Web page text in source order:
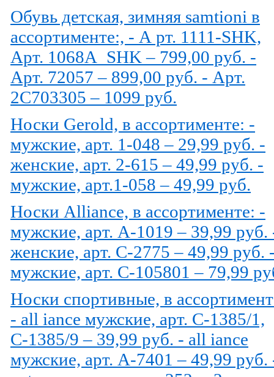
Обувь детская, зимняя samtioni в
ассортименте:, - А рт. 1111-SHK,
Арт. 1068A_SHK – 799,00 руб. -
Арт. 72057 – 899,00 руб. - Арт.
2C703305 – 1099 руб.
Носки Gerold, в ассортименте: -
мужские, арт. 1-048 – 29,99 руб. -
женские, арт. 2-615 – 49,99 руб. -
мужские, арт.1-058 – 49,99 руб.
Носки Alliance, в ассортименте: -
мужские, арт. A-1019 – 39,99 руб.
женские, арт. С-2775 – 49,99 руб.
мужские, арт. С-105801 – 79,99
Носки спортивные, в
- all iance мужские, арт. С-1385/1,
С-1385/9 – 39,99 руб. - all iance
мужские, арт. А-7401 – 49,99 руб.